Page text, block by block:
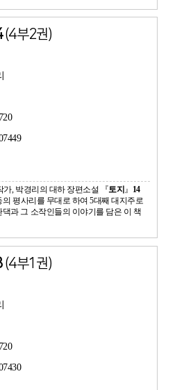
(4부2권)
가, 박경리의 대하 장편소설 『토지 』 14
의 평사리를 무대로 하여 5대째 대지주로
과 그 소작인들의 이야기를 담은 이 책
(4부1권)